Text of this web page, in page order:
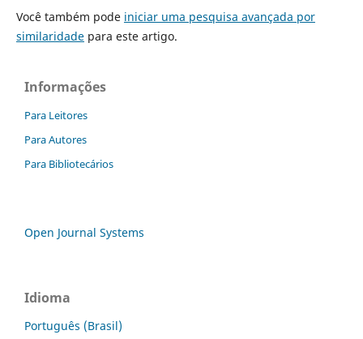
Você também pode iniciar uma pesquisa avançada por
similaridadepara este artigo.
Informações
Para Leitores
Para Autores
Para Bibliotecários
Open Journal Systems
Idioma
Português (Brasil)